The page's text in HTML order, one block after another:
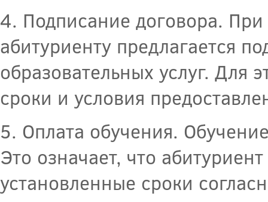
4. Подписание договора.
абитуриенту предлагается
образовательных услуг. Для
сроки и условия
5. Оплата обучения.
Это означает, что
установленные сроки